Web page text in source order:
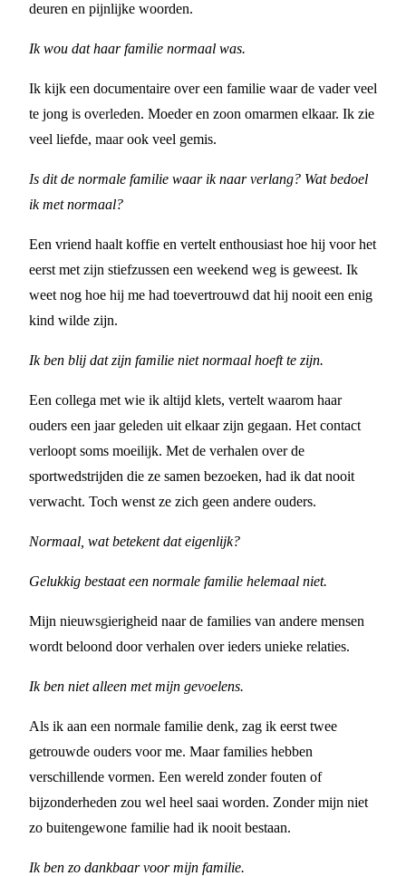
deuren en pijnlijke woorden.
Ik wou dat haar familie normaal was.
Ik kijk een documentaire over een familie waar de vader veel
te jong is overleden. Moeder en zoon omarmen elkaar. Ik zie
veel liefde, maar ook veel gemis.
Is dit de normale familie waar ik naar verlang? Wat bedoel
ik met normaal?
Een vriend haalt koffie en vertelt enthousiast hoe hij voor het
eerst met zijn stiefzussen een weekend weg is geweest. Ik
weet nog hoe hij me had toevertrouwd dat hij nooit een enig
kind wilde zijn.
Ik ben blij dat zijn familie niet normaal hoeft te zijn.
Een collega met wie ik altijd klets, vertelt waarom haar
ouders een jaar geleden uit elkaar zijn gegaan. Het contact
verloopt soms moeilijk. Met de verhalen over de
sportwedstrijden die ze samen bezoeken, had ik dat nooit
verwacht. Toch wenst ze zich geen andere ouders.
Normaal, wat betekent dat eigenlijk?
Gelukkig bestaat een normale familie helemaal niet.
Mijn nieuwsgierigheid naar de families van andere mensen
wordt beloond door verhalen over ieders unieke relaties.
Ik ben niet alleen met mijn gevoelens.
Als ik aan een normale familie denk, zag ik eerst twee
getrouwde ouders voor me. Maar families hebben
verschillende vormen. Een wereld zonder fouten of
bijzonderheden zou wel heel saai worden. Zonder mijn niet
zo buitengewone familie had ik nooit bestaan.
Ik ben zo dankbaar voor mijn familie.